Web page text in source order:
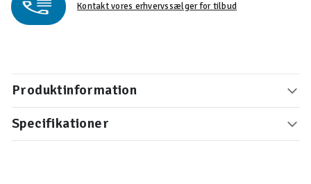
Kontakt vores erhvervssælger for tilbud
Produktinformation
Specifikationer